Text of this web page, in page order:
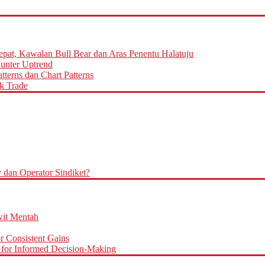
Kawalan Bull Bear dan Aras Penentu Halatuju
Uptrend
dan Chart Patterns
Trade
Operator Sindiket?
Mentah
Consistent Gains
for Informed Decision-Making